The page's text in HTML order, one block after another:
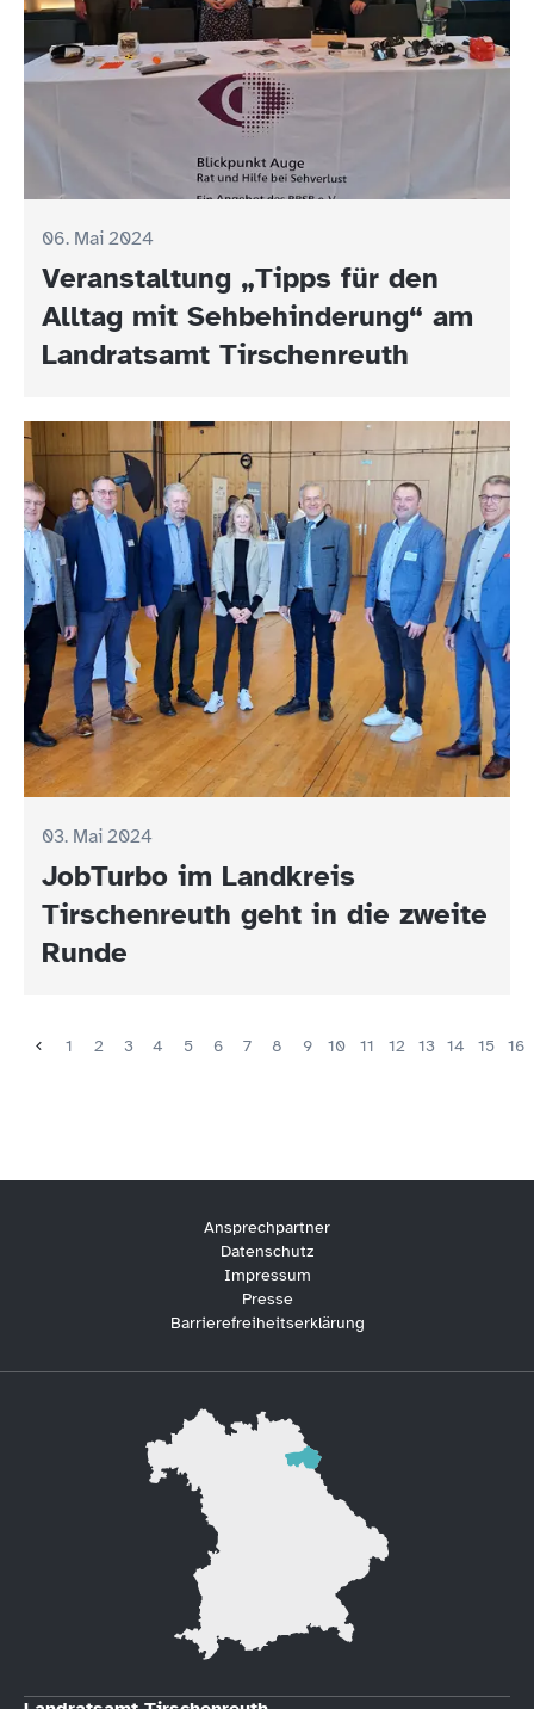
06. Mai 2024
Veranstaltung „Tipps für den
Alltag mit Sehbehinderung“ am
Landratsamt Tirschenreuth
03. Mai 2024
JobTurbo im Landkreis
Tirschenreuth geht in die zweite
Runde
1 2 3 4 5 6 7 8 9 10 11 12 13 14 15 16
Ansprechpartner
Datenschutz
Impressum
Presse
Barrierefreiheitserklärung